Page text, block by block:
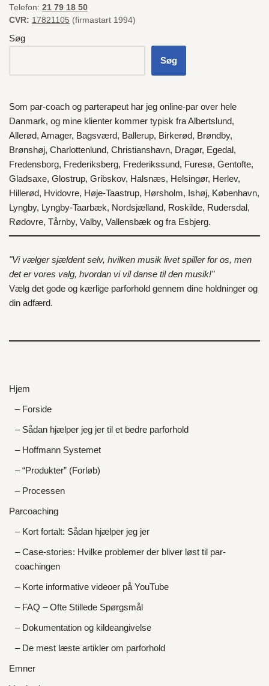
Telefon: 21 79 18 50
CVR: 17821105 (firmastart 1994)
Søg
Søg
Som par-coach og parterapeut har jeg online-par over hele
Danmark, og mine klienter kommer typisk fraAlbertslund,
Allerød, Amager, Bagsværd, Ballerup, Birkerød, Brøndby,
Brønshøj, Charlottenlund, Christianshavn, Dragør, Egedal,
Fredensborg, Frederiksberg, Frederikssund, Furesø, Gentofte,
Gladsaxe, Glostrup, Gribskov, Halsnæs, Helsingør, Herlev,
Hillerød, Hvidovre, Høje-Taastrup, Hørsholm, Ishøj, København,
Lyngby, Lyngby-Taarbæk, Nordsjælland, Roskilde, Rudersdal,
Rødovre, Tårnby, Valby, Vallensbæk og fra Esbjerg.
"Vi vælger sjældent selv, hvilken musik livet spiller for os, men
det er vores valg, hvordan vi vil danse til den musik!"
Vælg det gode og kærlige parforhold gennem dine holdninger og
din adfærd.
Hjem
– Forside
– Sådan hjælper jeg jer til et bedre parforhold
– Hoffmann Systemet
– “Produkter” (Forløb)
– Processen
Parcoaching
– Kort fortalt: Sådan hjælper jeg jer
– Case-stories: Hvilke problemer der bliver løst til par-
coachingen
– Korte informative videoer på YouTube
– FAQ – Ofte Stillede Spørgsmål
– Dokumentation og kildeangivelse
– De mest læste artikler om parforhold
Emner